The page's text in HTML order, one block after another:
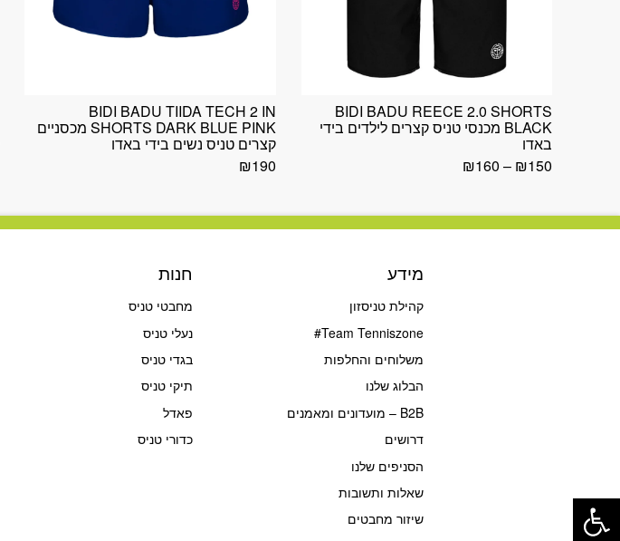
BIDI BADU REECE 2.0 SHORTS
BLACK מכנסי טניס קצרים לילדים בידי
באדו
₪150
–
₪160
BIDI BADU TIIDA TECH 2 IN
SHORTS DARK BLUE PINK מכסניים
קצרים טניס נשים בידי באדו
₪190
מידע
קהילת טניסזון
Team Tenniszone#
משלוחים והחלפות
הבלוג שלנו
B2B – מועדונים ומאמנים
דרושים
הסניפים שלנו
שאלות ותשובות
שיזור מחבטים
חנות
מחבטי טניס
נעלי טניס
בגדי טניס
תיקי טניס
פאדל
כדורי טניס
פתח סרגל נגישות